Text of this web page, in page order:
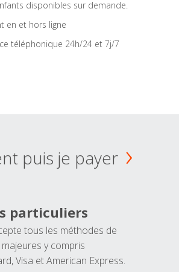
disponibles sur demande.
en et hors ligne
téléphonique 24h/24 et 7j/7
puis je payer
particuliers
tous les méthodes de
y compris
Visa et American Express.